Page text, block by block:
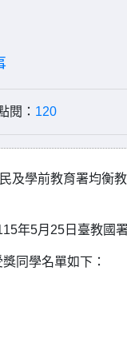
閱： 120
及學前教育署均衡
年5月25日臺教國
同學名單如下：